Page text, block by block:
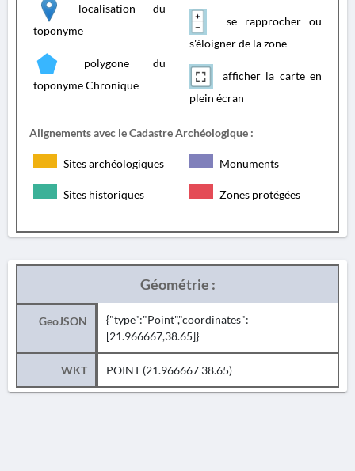
localisation du
toponyme
polygone du
toponyme Chronique
se rapprocher ou
s'éloigner de la zone
afficher la carte en
plein écran
Alignements avec le Cadastre Archéologique :
Sites archéologiques Monuments
Sites historiques Zones protégées
Géométrie :
GeoJSON
{"type":"Point","coordinates":
[21.966667,38.65]}
WKT POINT (21.966667 38.65)